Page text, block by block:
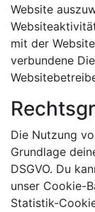
Website
mit der
verbundene
Die Nutzung
Grundlage
DSGVO. Du
unser Cookie-
Statistik-